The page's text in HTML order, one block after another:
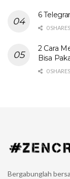
6
0 SHARES
2 Cara
Bisa
0 SHARES
Bergabunglah